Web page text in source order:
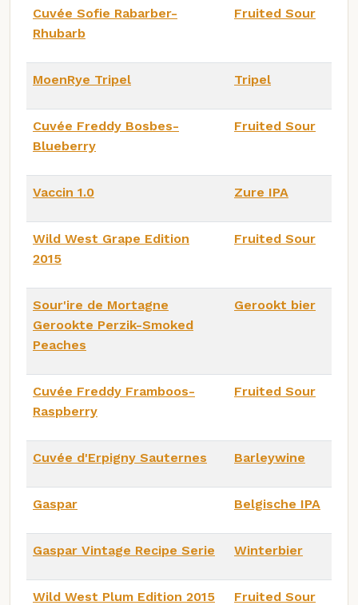
Cuvée Sofie Rabarber-
Rhubarb
Fruited Sour
MoenRye Tripel Tripel
Cuvée Freddy Bosbes-
Blueberry
Fruited Sour
Vaccin 1.0 Zure IPA
Wild West Grape Edition
2015
Fruited Sour
Sour'ire de Mortagne
Gerookte Perzik-Smoked
Peaches
Gerookt bier
Cuvée Freddy Framboos-
Raspberry
Fruited Sour
Cuvée d'Erpigny Sauternes Barleywine
Gaspar Belgische IPA
Gaspar Vintage Recipe Serie Winterbier
Wild West Plum Edition 2015 Fruited Sour